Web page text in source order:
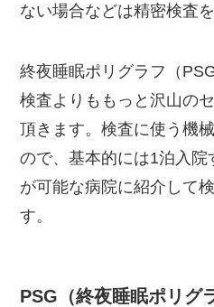
ない場合などは精密検査
終夜睡眠ポリグラフ（
検査よりももっと沢山の
頂きます。検査に使う機
ので、基本的には1泊入
が可能な病院に紹介して
す。
PSG（終夜睡眠ポリグ